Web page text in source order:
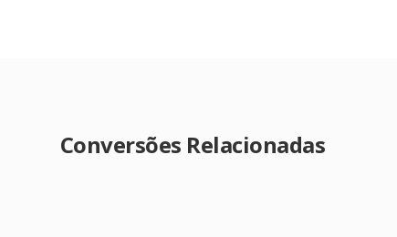
Conversões Relacionadas